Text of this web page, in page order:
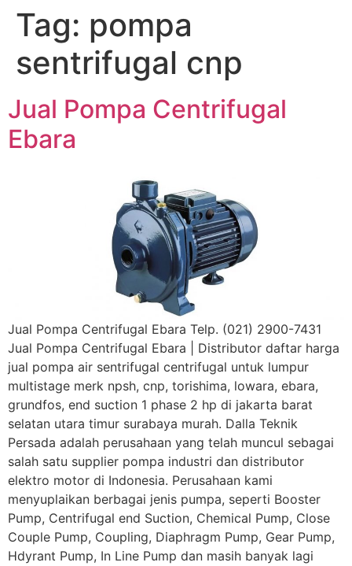
Lewati
konten
Tag: pompa
sentrifugal cnp
Jual Pompa Centrifugal
Ebara
Jual Pompa Centrifugal Ebara Telp. (021) 2900-7431
Jual Pompa Centrifugal Ebara | Distributor daftar harga
jual pompa air sentrifugal centrifugal untuk lumpur
multistage merk npsh, cnp, torishima, lowara, ebara,
grundfos, end suction 1 phase 2 hp di jakarta barat
selatan utara timur surabaya murah. Dalla Teknik
Persada adalah perusahaan yang telah muncul sebagai
salah satu supplier pompa industri dan distributor
elektro motor di Indonesia. Perusahaan kami
menyuplaikan berbagai jenis pumpa, seperti Booster
Pump, Centrifugal end Suction, Chemical Pump, Close
Couple Pump, Coupling, Diaphragm Pump, Gear Pump,
Hdyrant Pump, In Line Pump dan masih banyak lagi